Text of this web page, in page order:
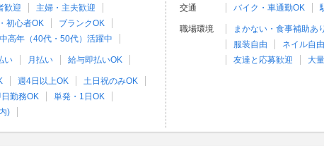
歓迎
主婦・主夫歓迎
初心者OK
ブランクOK
中高年（40代・50代）活躍中
い 月払い 給与即払いOK
週4日以上OK
土日祝のみOK
日勤務OK
単発・1日OK
)
交通 バイク・車通勤OK
職場環境
まかない・食事補助あ
服装自由
ネイル自
友達と応募歓迎
大